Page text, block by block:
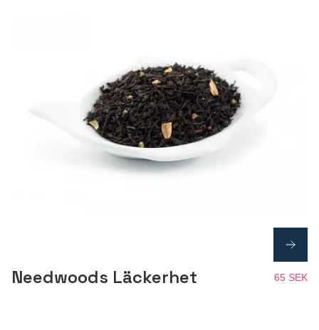
Needwoods Läckerhet 65 SEK